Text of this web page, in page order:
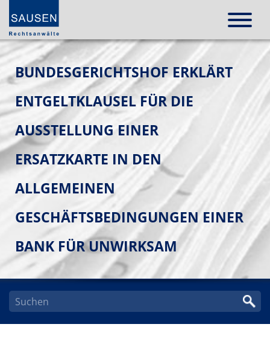
BUNDESGERICHTSHOF ERKLÄRT
ENTGELTKLAUSEL FÜR DIE
AUSSTELLUNG EINER
ERSATZKARTE IN DEN
ALLGEMEINEN
GESCHÄFTSBEDINGUNGEN EINER
BANK FÜR UNWIRKSAM